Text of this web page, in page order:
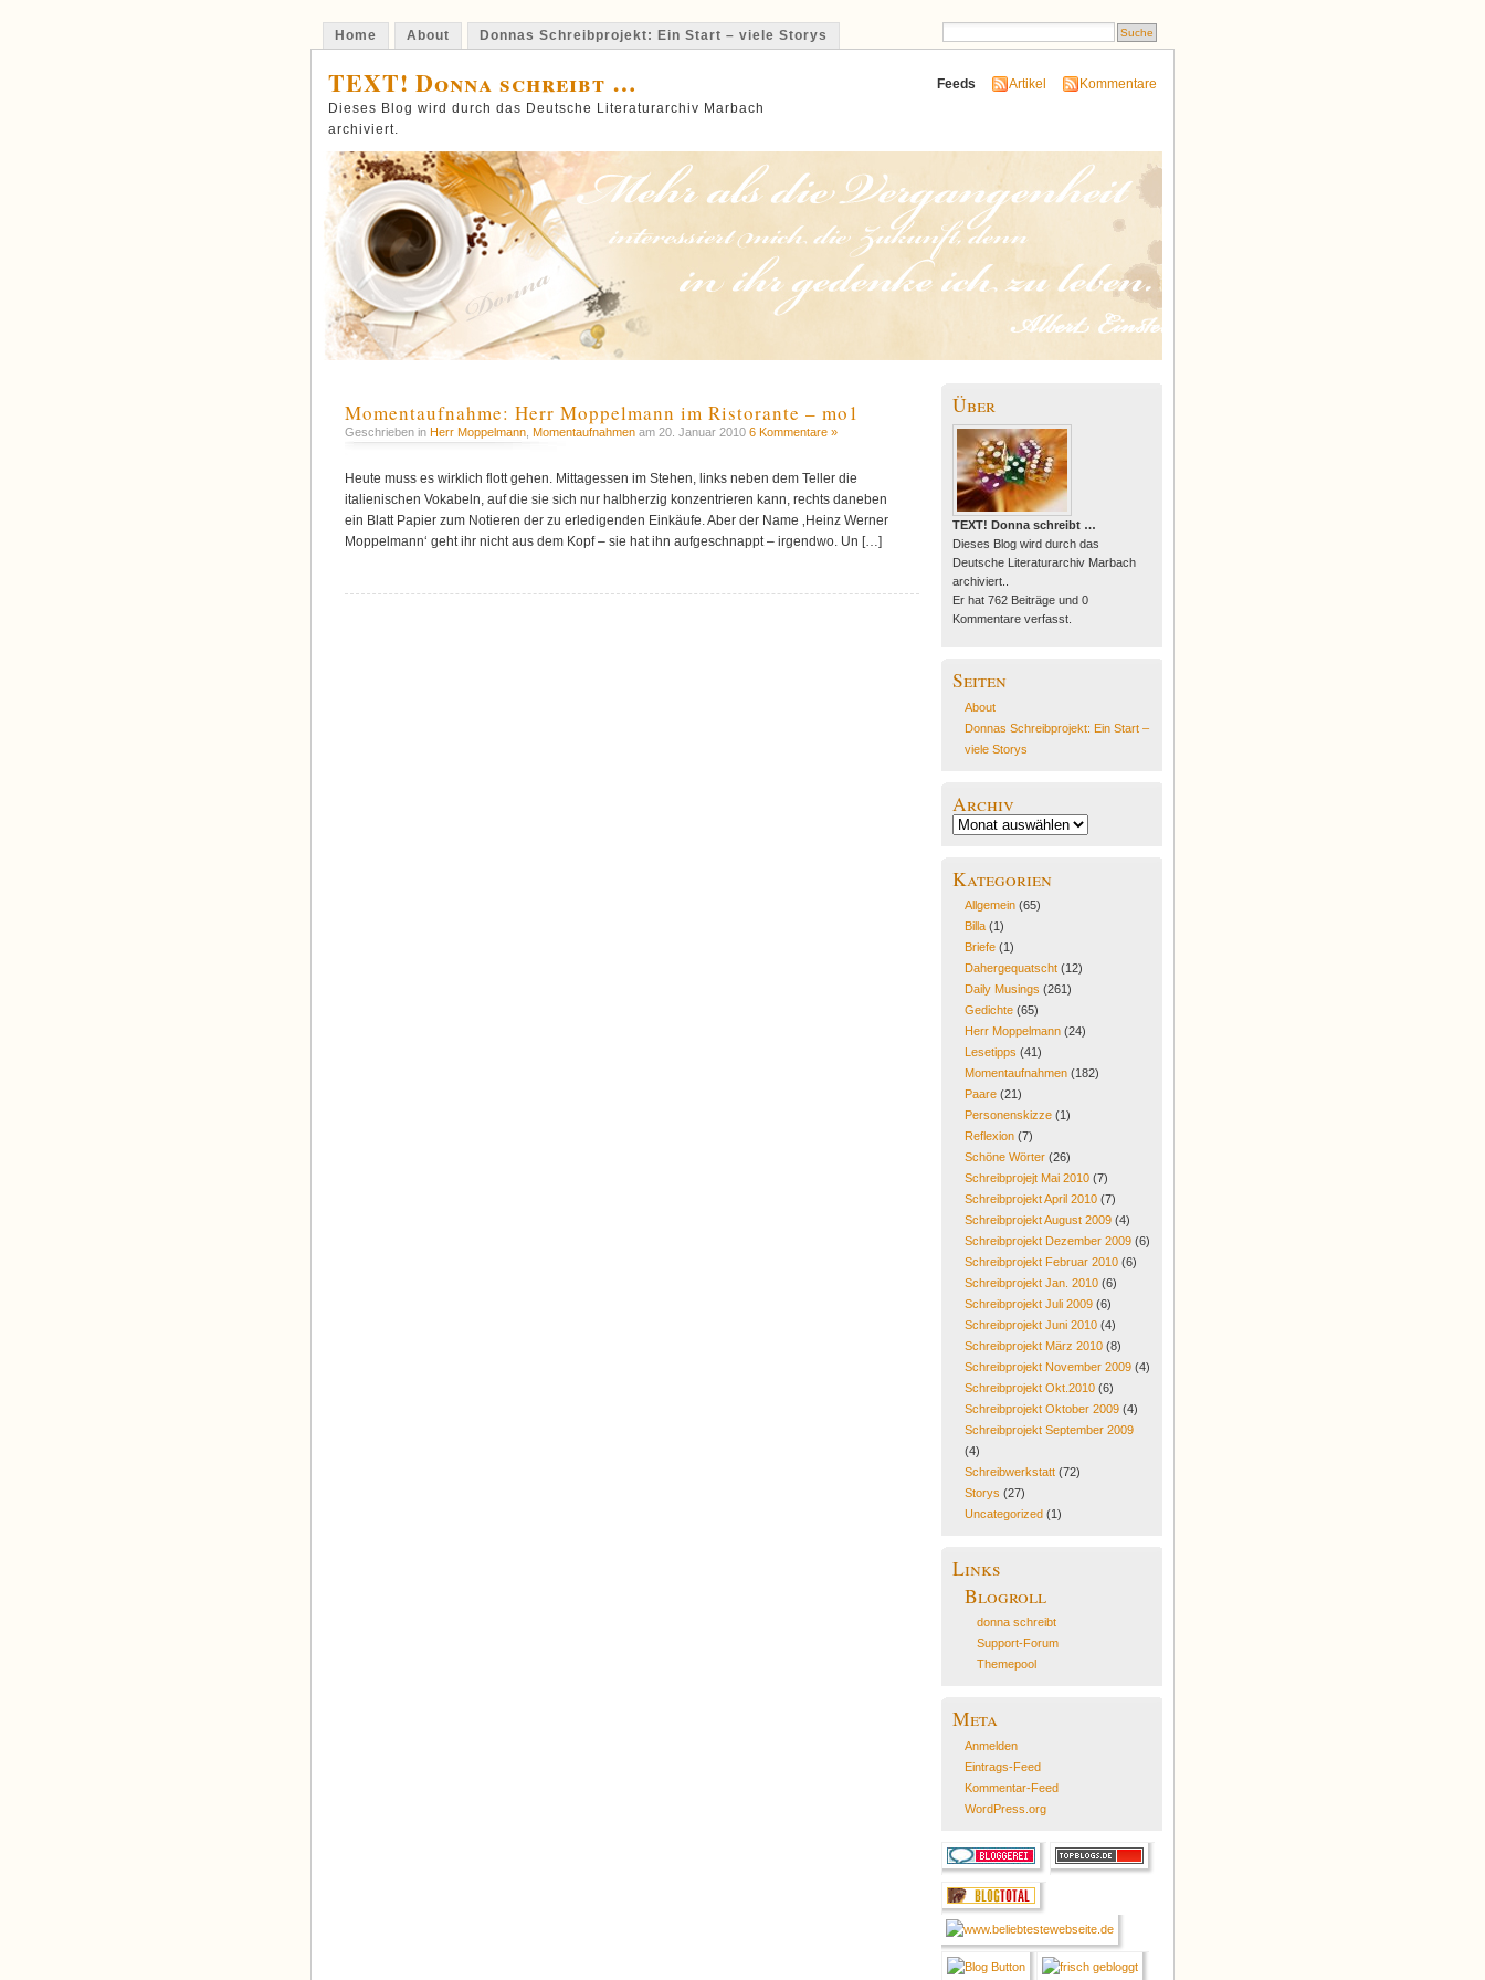
Home About Donnas Schreibprojekt: Ein Start – viele Storys
TEXT! Donna schreibt …
Dieses Blog wird durch das Deutsche Literaturarchiv Marbach
archiviert.
Feeds Artikel Kommentare
Momentaufnahme: Herr Moppelmann im Ristorante – mo1
Geschrieben in Herr Moppelmann Momentaufnahmen am 20. Januar 2010 6 Kommentare »
Heute muss es wirklich flott gehen. Mittagessen im Stehen, links neben dem Teller die
italienischen Vokabeln, auf die sie sich nur halbherzig konzentrieren kann, rechts daneben
ein Blatt Papier zum Notieren der zu erledigenden Einkäufe. Aber der Name ‚Heinz Werner
Moppelmann‘ geht ihr nicht aus dem Kopf – sie hat ihn aufgeschnappt – irgendwo. Un […]
Über
TEXT! Donna schreibt …
Dieses Blog wird durch das
Deutsche Literaturarchiv Marbach
archiviert..
Er hat 762 Beiträge und 0
Kommentare verfasst.
Seiten
About
Donnas Schreibprojekt: Ein Start –
viele Storys
Archiv
Archiv
Kategorien
Allgemein(65)
Billa(1)
Briefe(1)
Dahergequatscht(12)
Daily Musings (261)
Gedichte(65)
Herr Moppelmann(24)
Lesetipps (41)
Momentaufnahmen(182)
Paare(21)
Personenskizze(1)
Reflexion(7)
Schöne Wörter(26)
Schreibprojejt Mai 2010(7)
Schreibprojekt April 2010(7)
Schreibprojekt August 2009(4)
Schreibprojekt Dezember 2009(6)
Schreibprojekt Februar 2010(6)
Schreibprojekt Jan. 2010(6)
Schreibprojekt Juli 2009(6)
Schreibprojekt Juni 2010(4)
Schreibprojekt März 2010(8)
Schreibprojekt November 2009(4)
Schreibprojekt Okt.2010(6)
Schreibprojekt Oktober 2009(4)
Schreibprojekt September 2009
(4)
Schreibwerkstatt(72)
Storys (27)
Uncategorized (1)
Links
Blogroll
donna schreibt
Support-Forum
Themepool
Meta
Anmelden
Eintrags-Feed
Kommentar-Feed
WordPress.org